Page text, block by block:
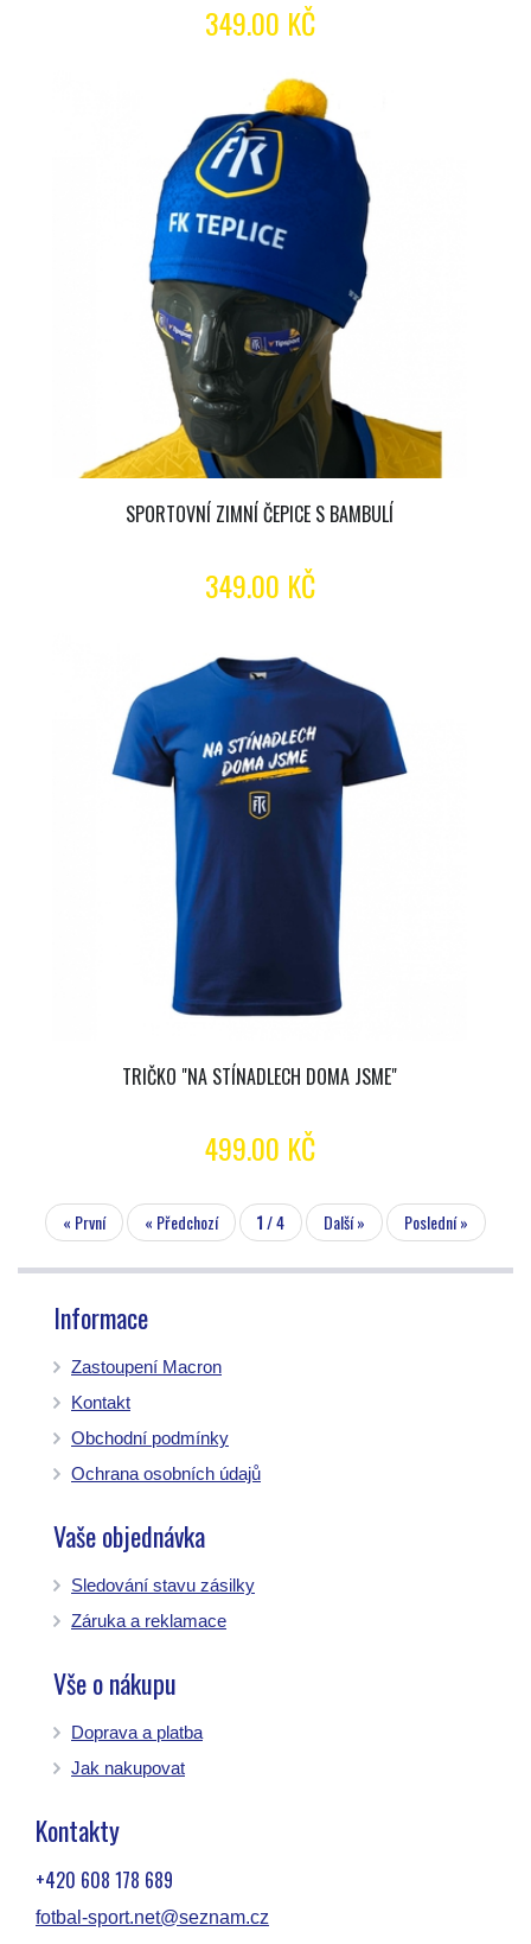
349.00 KČ
SPORTOVNÍ ZIMNÍ ČEPICE S BAMBULÍ
349.00 KČ
TRIČKO "NA STÍNADLECH DOMA JSME"
499.00 KČ
« První « Předchozí 1/ 4 Další » Poslední »
Informace
Zastoupení Macron
Kontakt
Obchodní podmínky
Ochrana osobních údajů
Vaše objednávka
Sledování stavu zásilky
Záruka a reklamace
Vše o nákupu
Doprava a platba
Jak nakupovat
Kontakty
+420 608 178 689
fotbal-sport.net@seznam.cz